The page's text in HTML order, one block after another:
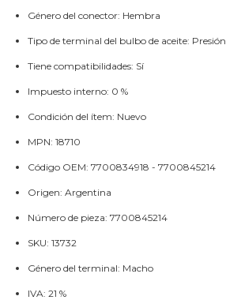
Género del conector: Hembra
Tipo de terminal del bulbo de aceite: Presión
Tiene compatibilidades: Sí
Impuesto interno: 0 %
Condición del ítem: Nuevo
MPN: 18710
Código OEM: 7700834918 - 7700845214
Origen: Argentina
Número de pieza: 7700845214
SKU: 13732
Género del terminal: Macho
IVA: 21 %